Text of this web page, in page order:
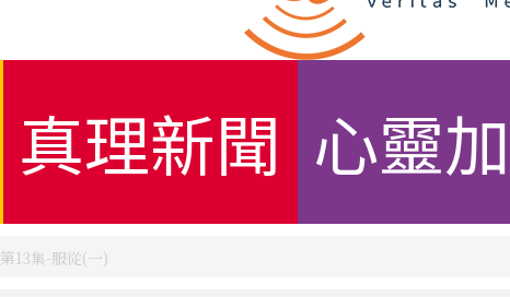
真理新聞 心靈
第13集-服從(一)